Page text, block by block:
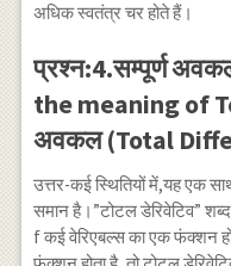
अधिक स्वतंत्र चर होते हैं।
प्रश्न:4.सम्पूर्ण
the meaning of
अवकल (Total
उत्तर-कई स्थितियों में,यह एक
समान है।”टोटल डेरिवेटिव”
f कई वेरिएबल्स का एक फंक्शन